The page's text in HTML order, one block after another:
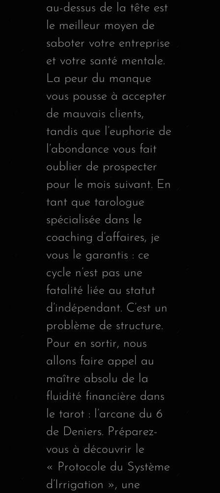
au-dessus de la tête est
le meilleur moyen de
saboter votre entreprise
et votre santé mentale.
La peur du manque
vous pousse à accepter
de mauvais clients,
tandis que l’euphorie de
l’abondance vous fait
oublier de prospecter
pour le mois suivant. En
tant que tarologue
spécialisée dans le
coaching d’affaires, je
vous le garantis : ce
cycle n’est pas une
fatalité liée au statut
d’indépendant. C’est un
problème de structure.
Pour en sortir, nous
allons faire appel au
maître absolu de la
fluidité financière dans
le tarot : l’arcane du 6
de Deniers. Préparez-
vous à découvrir le
« Protocole du Système
d’Irrigation », une